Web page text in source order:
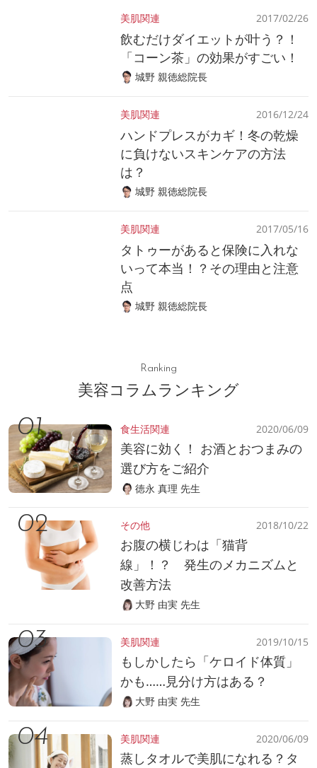
美肌関連 2017/02/26
飲むだけダイエットが叶う？！
「コーン茶」の効果がすごい！
城野 親徳総院長
美肌関連 2016/12/24
ハンドプレスがカギ！冬の乾燥
に負けないスキンケアの方法
は？
城野 親徳総院長
美肌関連 2017/05/16
タトゥーがあると保険に入れな
いって本当！？その理由と注意
点
城野 親徳総院長
Ranking
美容コラムランキング
食生活関連 2020/06/09
美容に効く！ お酒とおつまみの
選び方をご紹介
徳永 真理 先生
その他 2018/10/22
お腹の横じわは「猫背
線」！？ 発生のメカニズムと
改善方法
大野 由実 先生
美肌関連 2019/10/15
もしかしたら「ケロイド体質」
かも……見分け方はある？
大野 由実 先生
美肌関連 2020/06/09
蒸しタオルで美肌になれる？タ